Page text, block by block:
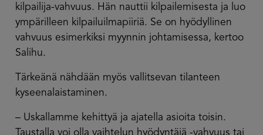
kilpailija-vahvuus. Hän nauttii kilpailemisesta ja luo
ympärilleen kilpailuilmapiiriä. Se on hyödyllinen
vahvuus esimerkiksi myynnin johtamisessa, kertoo
Salihu.
Tärkeänä nähdään myös vallitsevan tilanteen
kyseenalaistaminen.
– Uskallamme kehittyä ja ajatella asioita toisin.
Taustalla voi olla vaihtelun hyödyntäjä -vahvuus tai